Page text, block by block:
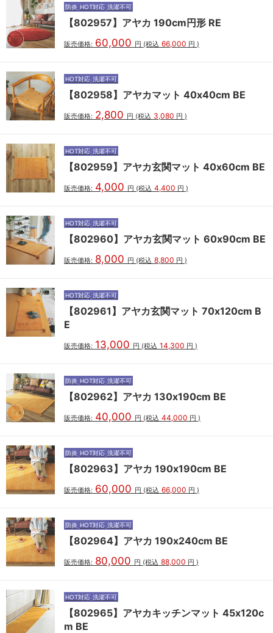
防炎 HOT対応 洗濯不可
【802957】アヤカ 190cm円形 RE
販売価格: 60,000 円 (税込 66,000 円 )
HOT対応 洗濯不可
【802958】アヤカマット 40x40cm BE
販売価格: 2,800 円 (税込 3,080 円 )
HOT対応 洗濯不可
【802959】アヤカ玄関マット 40x60cm BE
販売価格: 4,000 円 (税込 4,400 円 )
HOT対応 洗濯不可
【802960】アヤカ玄関マット 60x90cm BE
販売価格: 8,000 円 (税込 8,800 円 )
HOT対応 洗濯不可
【802961】アヤカ玄関マット 70x120cm B
E
販売価格: 13,000 円 (税込 14,300 円 )
防炎 HOT対応 洗濯不可
【802962】アヤカ 130x190cm BE
販売価格: 40,000 円 (税込 44,000 円 )
防炎 HOT対応 洗濯不可
【802963】アヤカ 190x190cm BE
販売価格: 60,000 円 (税込 66,000 円 )
防炎 HOT対応 洗濯不可
【802964】アヤカ 190x240cm BE
販売価格: 80,000 円 (税込 88,000 円 )
HOT対応 洗濯不可
【802965】アヤカキッチンマット 45x120c
m BE